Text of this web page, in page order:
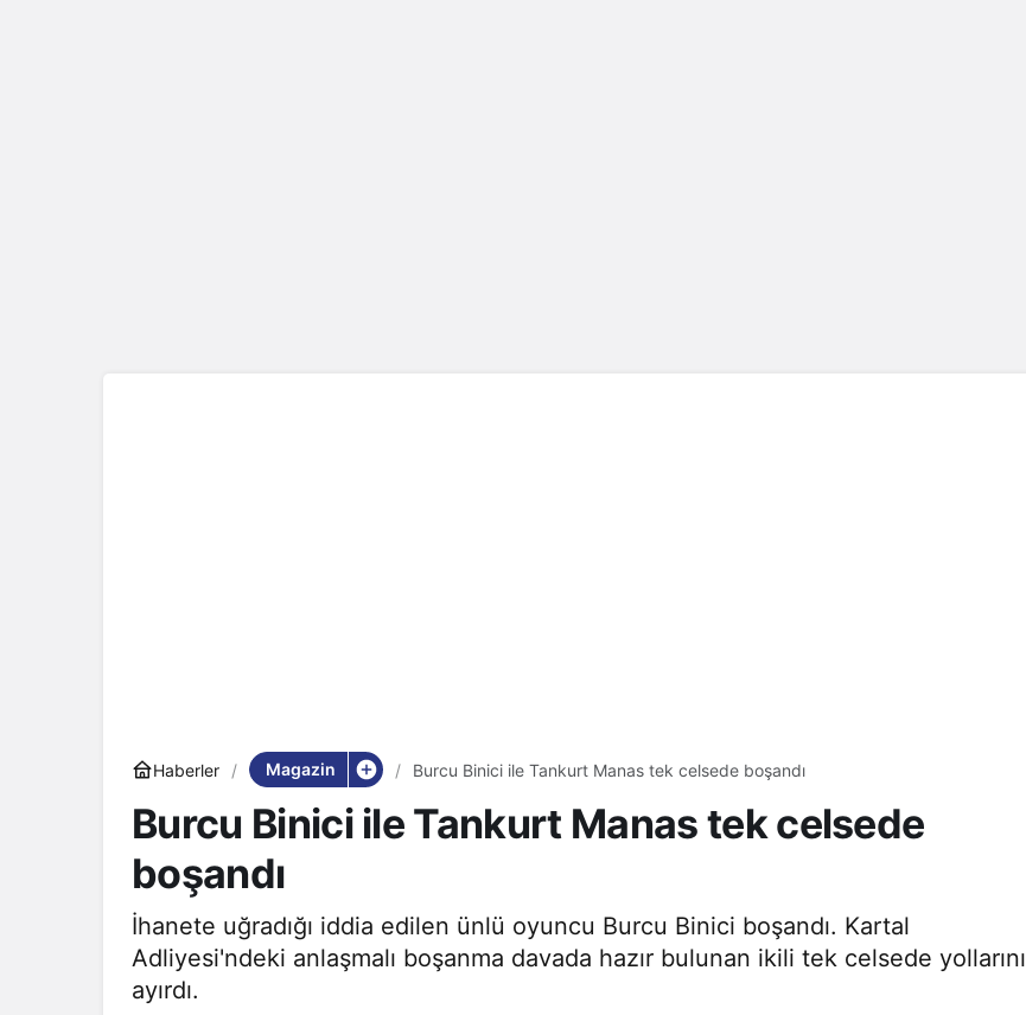
Haberler Magazin Burcu Binici ile Tankurt Manas tek celsede boşandı
Burcu Binici ile Tankurt Manas tek celsede
boşandı
İhanete uğradığı iddia edilen ünlü oyuncu Burcu Binici boşandı. Kartal
Adliyesi'ndeki anlaşmalı boşanma davada hazır bulunan ikili tek celsede yollarını
ayırdı.